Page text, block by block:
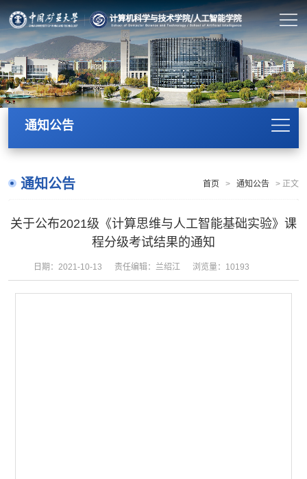
通知公告
通知公告 首页 > 通知公告 >正文
关于公布2021级《计算思维与人工智能基础实验》课
程分级考试结果的通知
日期：2021-10-13 责任编辑：兰绍江 浏览量： 10193